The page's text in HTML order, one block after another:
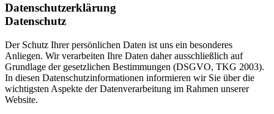
Datenschutzerklärung
Datenschutz
Der Schutz Ihrer persönlichen Daten ist uns ein besonderes
Anliegen. Wir verarbeiten Ihre Daten daher ausschließlich auf
Grundlage der gesetzlichen Bestimmungen (DSGVO, TKG 2003).
In diesen Datenschutzinformationen informieren wir Sie über die
wichtigsten Aspekte der Datenverarbeitung im Rahmen unserer
Website.